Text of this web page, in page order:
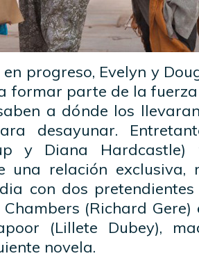
progreso, Evelyn y
formar parte de la
a dónde los
desayunar.
y Diana Hardcastle)
una relación exclusiva,
con dos
(Richard
(Lillete Dubey),
novela.